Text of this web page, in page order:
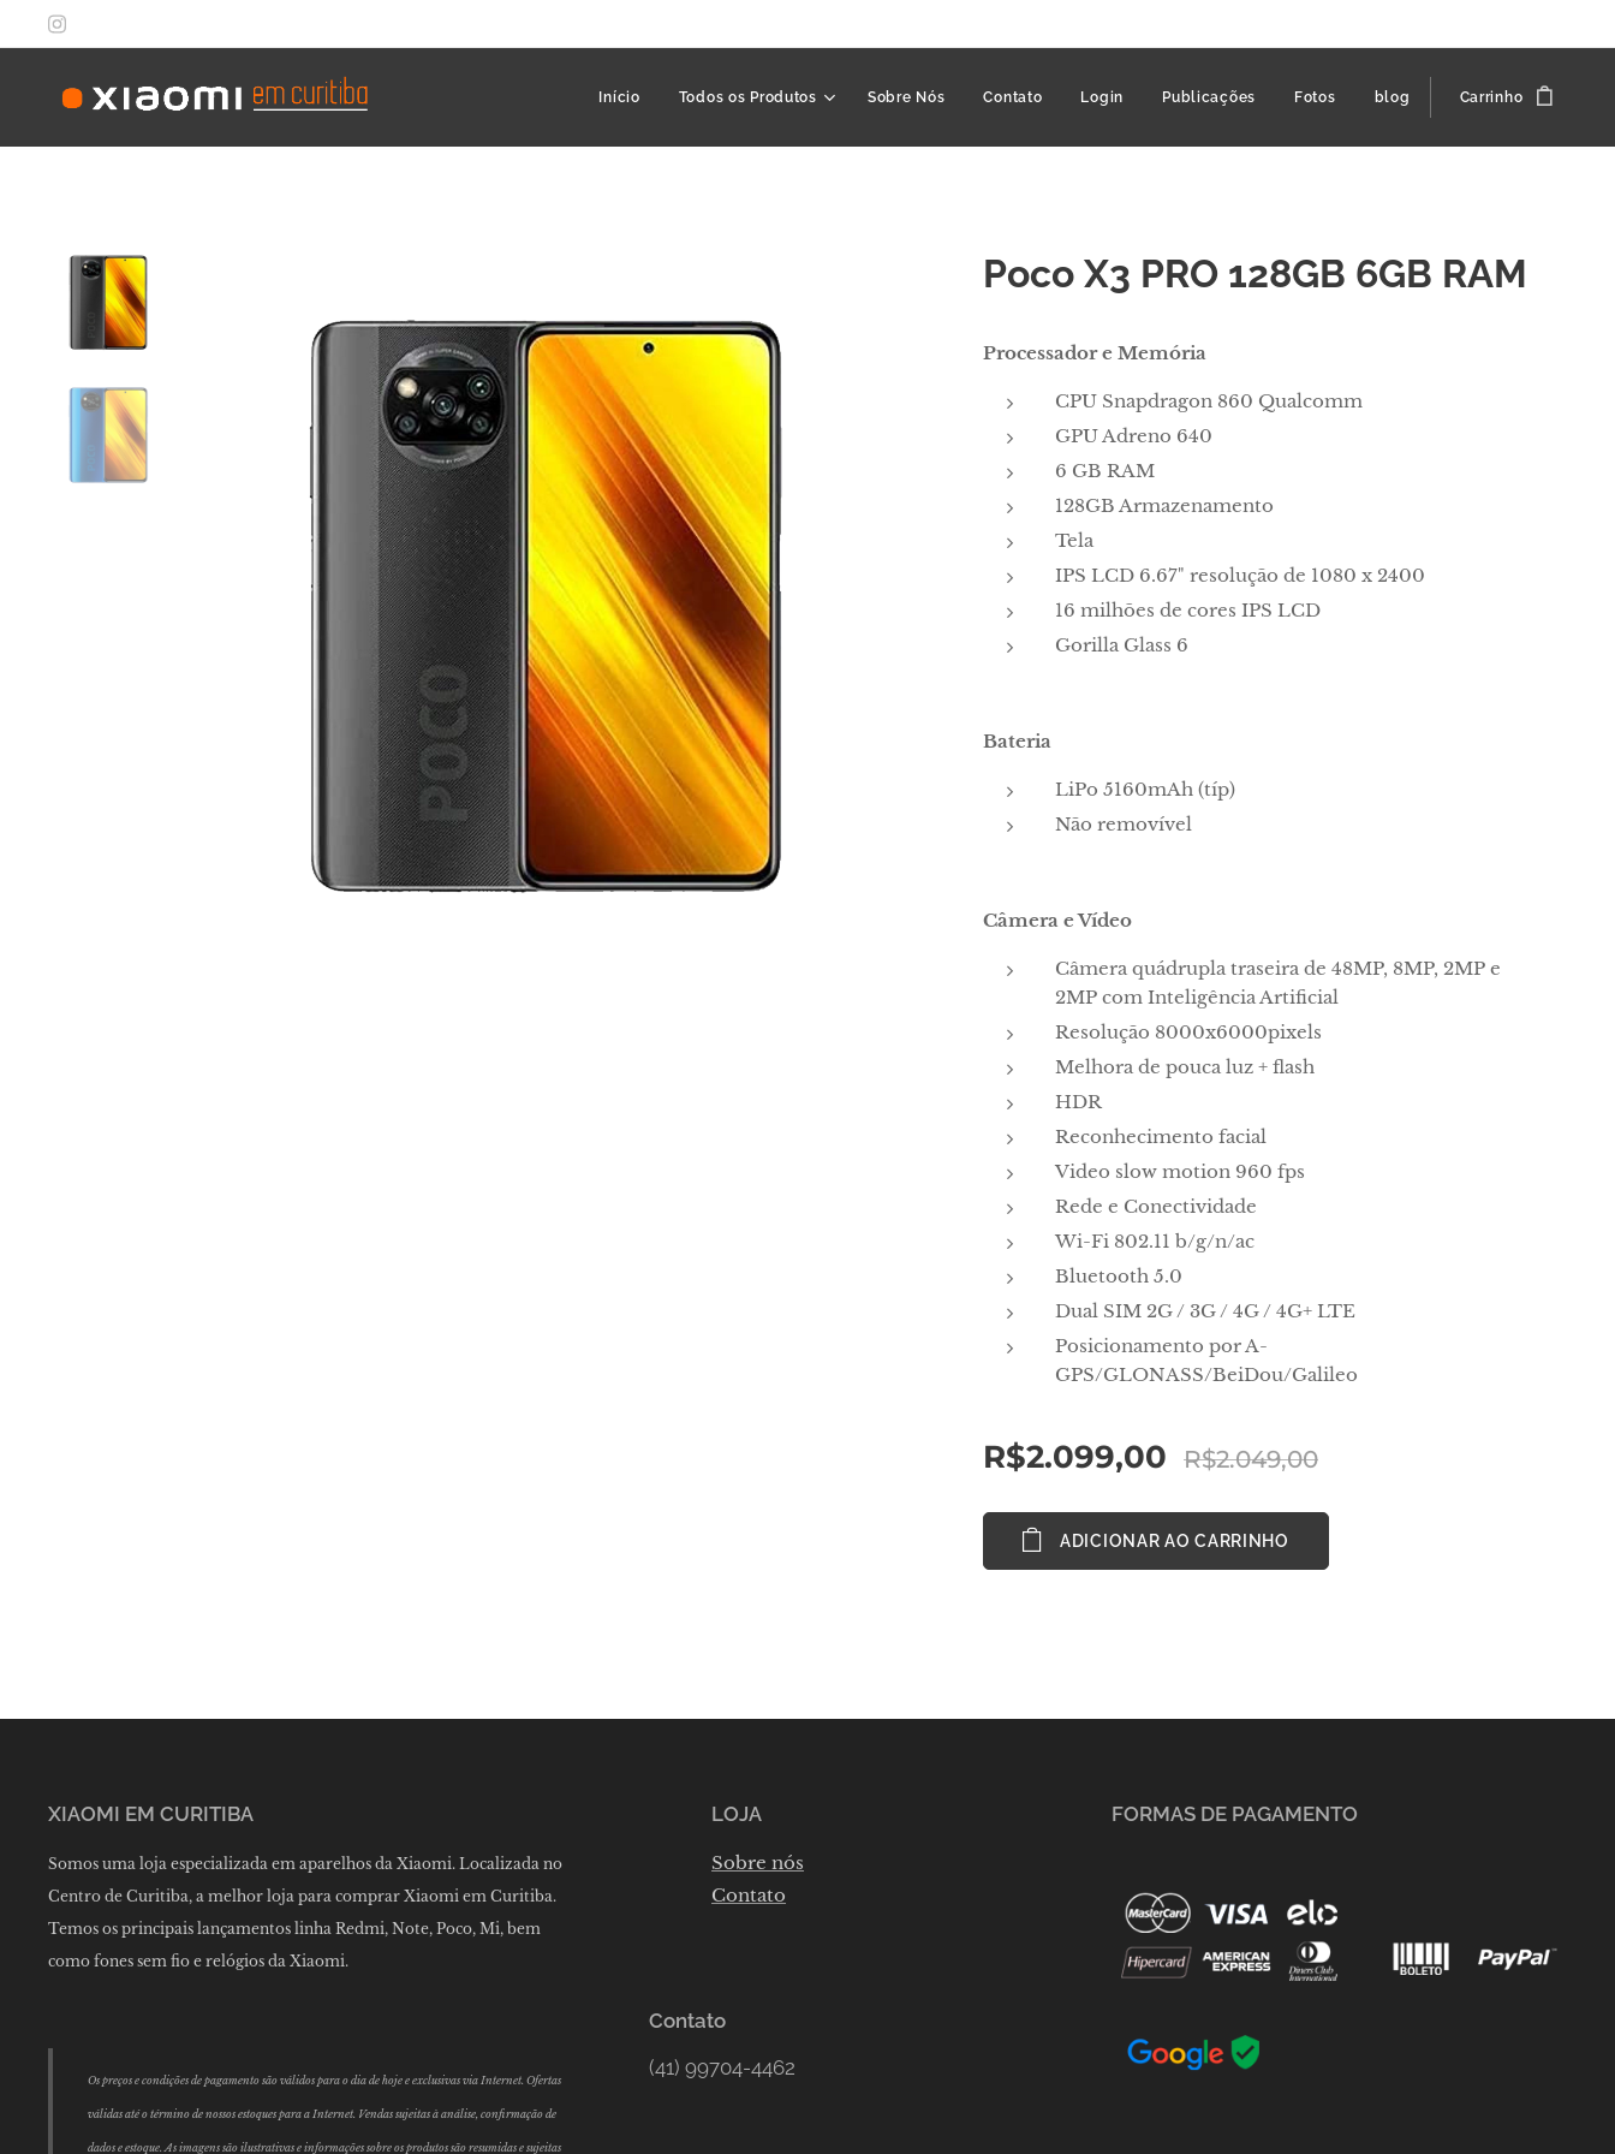
Início Todos os Produtos Sobre Nós Contato Login Publicações Fotos blog Carrinho
Poco X3 PRO 128GB 6GB RAM
Processador e Memória
CPU Snapdragon 860 Qualcomm
GPU Adreno 640
6 GB RAM
128GB Armazenamento
Tela
IPS LCD 6.67" resolução de 1080 x 2400
16 milhões de cores IPS LCD
Gorilla Glass 6
Bateria
LiPo 5160mAh (típ)
Não removível
Câmera e Vídeo
Câmera quádrupla traseira de 48MP, 8MP, 2MP e
2MP com Inteligência Artificial
Resolução 8000x6000pixels
Melhora de pouca luz + flash
HDR
Reconhecimento facial
Video slow motion 960 fps
Rede e Conectividade
Wi-Fi 802.11 b/g/n/ac
Bluetooth 5.0
Dual SIM 2G / 3G / 4G / 4G+ LTE
Posicionamento por A-
GPS/GLONASS/BeiDou/Galileo
R$2.099,00 R$2.049,00
ADICIONAR AO CARRINHO
XIAOMI EM CURITIBA
Somos uma loja especializada em aparelhos da Xiaomi. Localizada no
Centro de Curitiba, a melhor loja para comprar Xiaomi em Curitiba.
Temos os principais lançamentos linha Redmi, Note, Poco, Mi, bem
como fones sem fio e relógios da Xiaomi.
Os preços e condições de pagamento são válidos para o dia de hoje e exclusivas via Internet. Ofertas
válidas até o término de nossos estoques para a Internet. Vendas sujeitas à análise, confirmação de
dados e estoque. As imagens são ilustrativas e informações sobre os produtos são resumidas e sujeitas
LOJA
Sobre nós
Contato
Contato
(41) 99704-4462
FORMAS DE PAGAMENTO